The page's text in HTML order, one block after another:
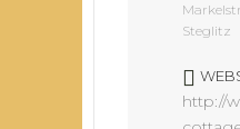
Steglitz
http://